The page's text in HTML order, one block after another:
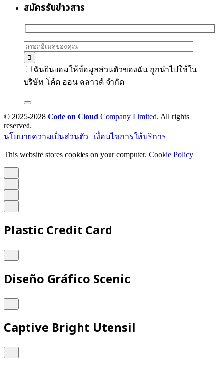
สมัครรับข่าวสาร
ฉันยินยอมให้ข้อมูลส่วนตัวของฉัน ถูกนำไปใช้ใน
บริษัท โค้ด ออน คลาวด์ จำกัด
© 2025-2028 Code on Cloud Company Limited. All rights
reserved.
นโยบายความเป็นส่วนตัว | เงื่อนไขการให้บริการ
This website stores cookies on your computer. Cookie Policy
Plastic Credit Card
Diseño Gráfico Scenic
Captive Bright Utensil